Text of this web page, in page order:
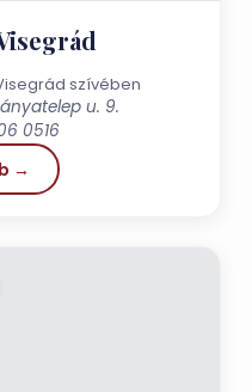
szívében
u. 9.
0516
→